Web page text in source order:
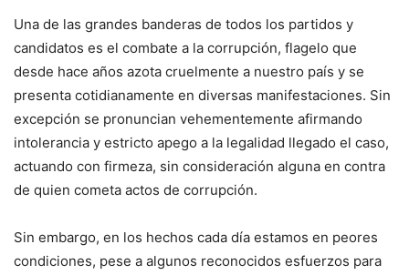
Una de las grandes banderas de todos los partidos y
candidatos es el combate a la corrupción, flagelo que
desde hace años azota cruelmente a nuestro país y se
presenta cotidianamente en diversas manifestaciones. Sin
excepción se pronuncian vehementemente afirmando
intolerancia y estricto apego a la legalidad llegado el caso,
actuando con firmeza, sin consideración alguna en contra
de quien cometa actos de corrupción.
Sin embargo, en los hechos cada día estamos en peores
condiciones, pese a algunos reconocidos esfuerzos para